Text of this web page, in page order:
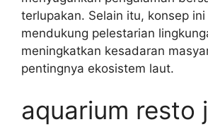
terlupakan. Selain itu, konsep
mendukung pelestarian
meningkatkan kesadaran
pentingnya ekosistem laut.
aquarium resto